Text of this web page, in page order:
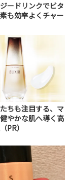
ードリンクでビタ
も効率よくチャー
ちも注目する、マ
やかな肌へ導く高
PR）